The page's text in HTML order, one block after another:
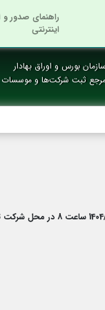
راهنمای صدور و
اینترنتی
بورس و اوراق بهادار
ثبت شرکت‌ها و موسسات